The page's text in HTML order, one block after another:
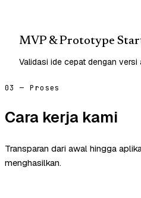
MVP & Prototype
Validasi ide cepat dengan
03 — Proses
Cara kerja kami
Transparan dari awal hingga
menghasilkan.